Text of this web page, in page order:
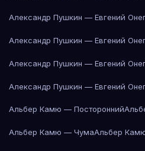
Александр Пушкин — Евгений
Александр Пушкин — Евгений
Александр Пушкин — Евгений
Александр Пушкин — Евгений
Альбер Камю — Посторонний
Альбер Камю — ЧумаАльбер